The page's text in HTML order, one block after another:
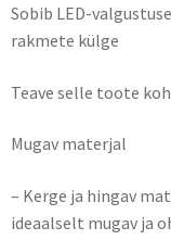
Sobib LED-
rakmete külge
Teave selle toote
Mugav materjal
– Kerge ja hingav
ideaalselt mugav ja